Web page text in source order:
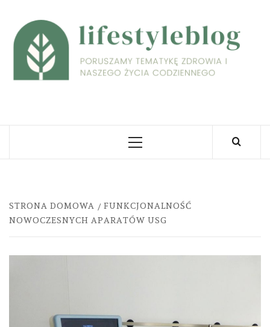
content
Primary
STRONA DOMOWA
FUNKCJONALNOŚĆ
NOWOCZESNYCH APARATÓW USG